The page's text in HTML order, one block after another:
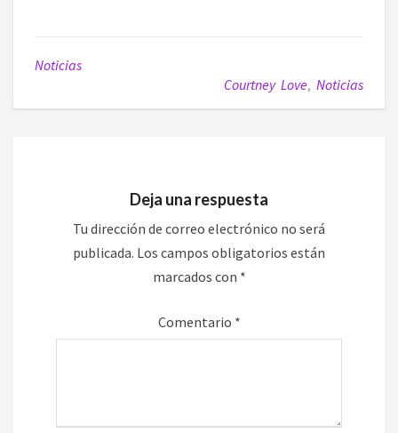
Noticias
Courtney Love, Noticias
Deja una respuesta
Tu dirección de correo electrónico no será
publicada. Los campos obligatorios están
marcados con *
Comentario *